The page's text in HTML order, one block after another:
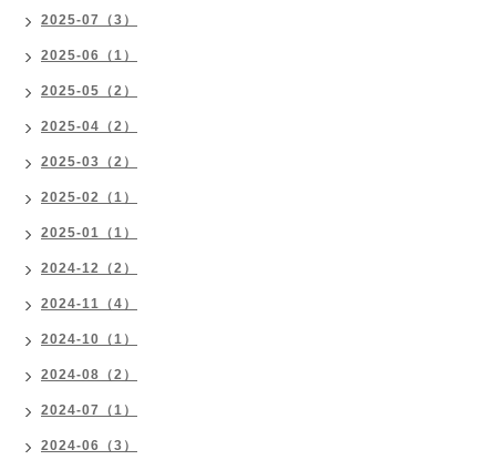
2025-07（3）
2025-06（1）
2025-05（2）
2025-04（2）
2025-03（2）
2025-02（1）
2025-01（1）
2024-12（2）
2024-11（4）
2024-10（1）
2024-08（2）
2024-07（1）
2024-06（3）